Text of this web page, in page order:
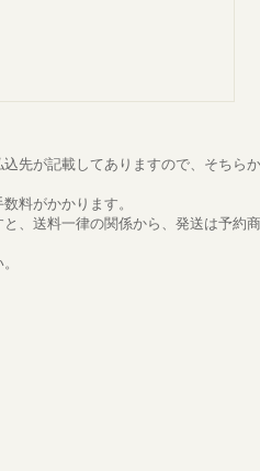
先が記載してありますので、そちらか
料がかかります。
、送料一律の関係から、発送は予約商